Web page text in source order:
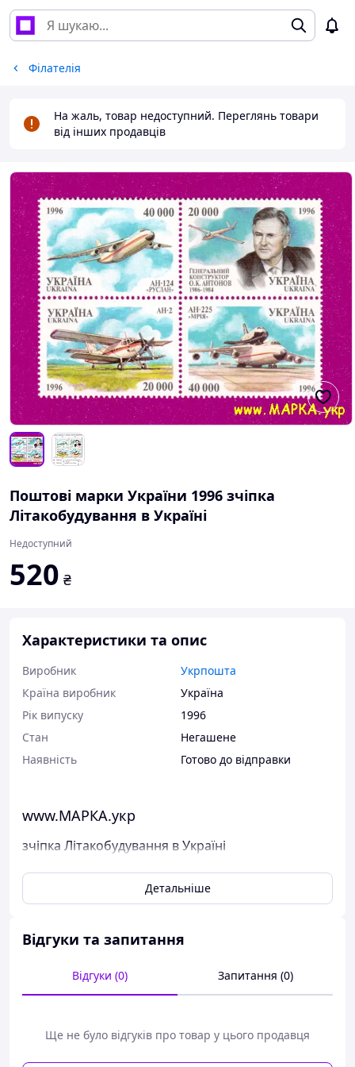
Філателія
На жаль, товар недоступний. Переглянь товари
від інших продавців
Поштові марки України 1996 зчіпка
Літакобудування в Україні
Недоступний
520 ₴
Характеристики та опис
Виробник
Укрпошта
Країна виробник
Україна
Рік випуску
1996
Стан
Негашене
Наявність
Готово до відправки
www.МАРКА.укр
зчіпка Літакобудування в Україні
Поштові марки України
Марка була випущена в обіг 14 вересня 1996 р.
Виставлені на продаж марки України чисті, у
Перед відправкою ми надійно упаковуємо марки у
щільний картон, щоб унеможливити пошкодження при
Дивіться тут всі наявні марки Пошти України.
Варіанти оплати:
Детальніше
Відгуки та запитання
Відгуки (0) Запитання (0)
Ще не було відгуків про товар у цього продавця